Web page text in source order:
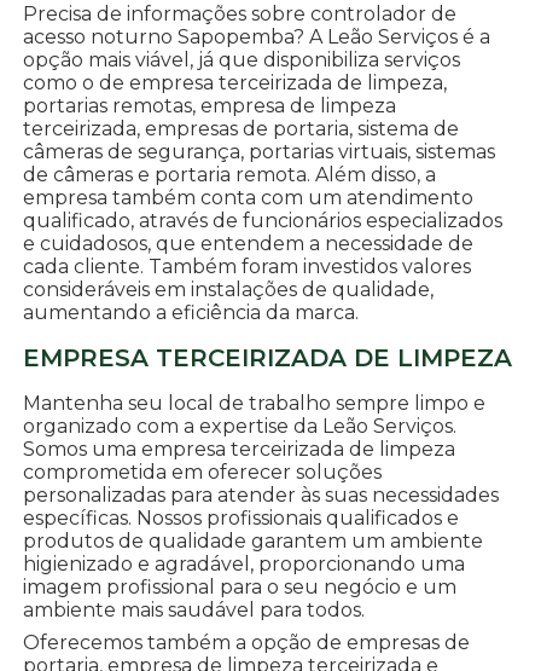
Precisa de informações sobre controlador de
acesso noturno Sapopemba? A Leão Serviços é a
opção mais viável, já que disponibiliza serviços
como o de empresa terceirizada de limpeza,
portarias remotas, empresa de limpeza
terceirizada, empresas de portaria, sistema de
câmeras de segurança, portarias virtuais, sistemas
de câmeras e portaria remota. Além disso, a
empresa também conta com um atendimento
qualificado, através de funcionários especializados
e cuidadosos, que entendem a necessidade de
cada cliente. Também foram investidos valores
consideráveis em instalações de qualidade,
aumentando a eficiência da marca.
EMPRESA TERCEIRIZADA DE LIMPEZA
Mantenha seu local de trabalho sempre limpo e
organizado com a expertise da Leão Serviços.
Somos uma empresa terceirizada de limpeza
comprometida em oferecer soluções
personalizadas para atender às suas necessidades
específicas. Nossos profissionais qualificados e
produtos de qualidade garantem um ambiente
higienizado e agradável, proporcionando uma
imagem profissional para o seu negócio e um
ambiente mais saudável para todos.
Oferecemos também a opção de empresas de
portaria, empresa de limpeza terceirizada e